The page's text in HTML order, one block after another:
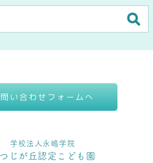
い合わせフォームへ
学校法人永嶋学院
じが丘認定こども園